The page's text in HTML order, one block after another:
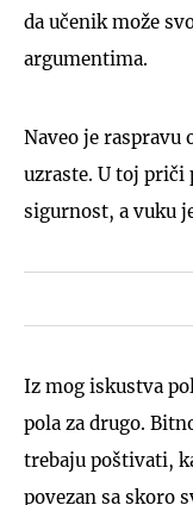
da učenik može
argumentima.
Naveo je raspravu
uzraste. U toj priči
sigurnost, a vuku
Iz mog iskustva
pola za drugo.
trebaju poštivati,
povezan sa skoro